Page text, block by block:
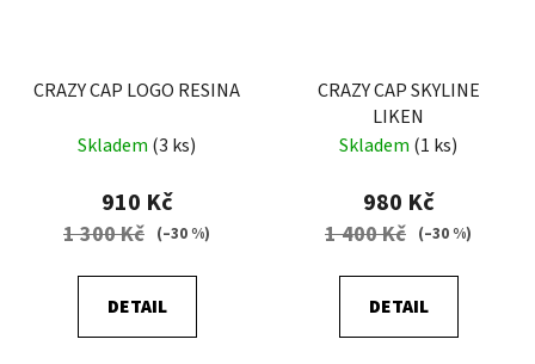
CRAZY CAP LOGO RESINA
Skladem (3 ks)
910 Kč
1 300 Kč (–30 %)
DETAIL
CRAZY CAP SKYLINE
LIKEN
Skladem (1 ks)
980 Kč
1 400 Kč (–30 %)
DETAIL